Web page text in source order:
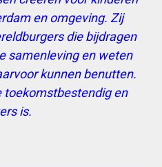
en omgeving. Zij
die bijdragen
samenleving en weten
kunnen benutten.
toekomstbestendig en
is.